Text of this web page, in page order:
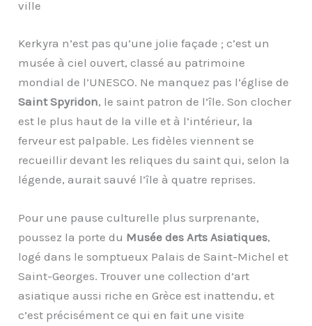
ville
Kerkyra n’est pas qu’une jolie façade ; c’est un
musée à ciel ouvert, classé au patrimoine
mondial de l’UNESCO. Ne manquez pas l’église de
Saint Spyridon, le saint patron de l’île. Son clocher
est le plus haut de la ville et à l’intérieur, la
ferveur est palpable. Les fidèles viennent se
recueillir devant les reliques du saint qui, selon la
légende, aurait sauvé l’île à quatre reprises.
Pour une pause culturelle plus surprenante,
poussez la porte du Musée des Arts Asiatiques,
logé dans le somptueux Palais de Saint-Michel et
Saint-Georges. Trouver une collection d’art
asiatique aussi riche en Grèce est inattendu, et
c’est précisément ce qui en fait une visite